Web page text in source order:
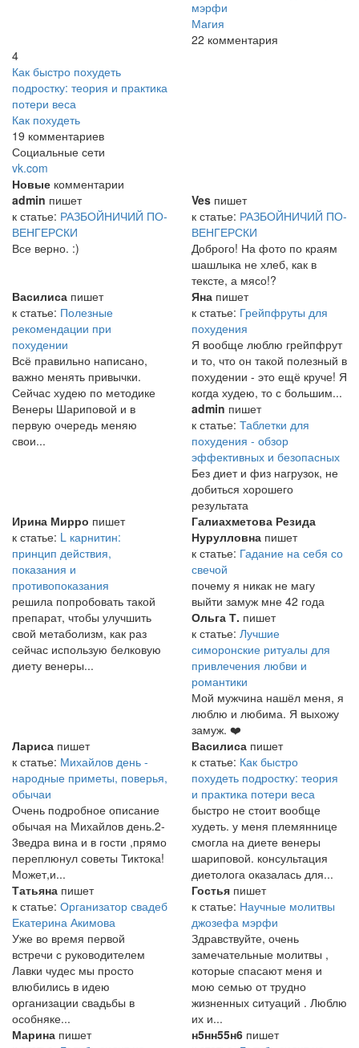
мэрфи
Магия
22 комментария
4
Как быстро похудеть
подростку: теория и практика
потери веса
Как похудеть
19 комментариев
Социальные сети
vk.com
Новые комментарии
admin пишет
к статье: РАЗБОЙНИЧИЙ ПО-
ВЕНГЕРСКИ
Все верно. :)
Ves пишет
к статье: РАЗБОЙНИЧИЙ ПО-
ВЕНГЕРСКИ
Доброго! На фото по краям
шашлыка не хлеб, как в
тексте, а мясо!?
Василиса пишет
к статье: Полезные
рекомендации при
похудении
Всё правильно написано,
важно менять привычки.
Сейчас худею по методике
Венеры Шариповой и в
первую очередь меняю
свои...
Яна пишет
к статье: Грейпфруты для
похудения
Я вообще люблю грейпфрут
и то, что он такой полезный в
похудении - это ещё круче! Я
когда худею, то с большим...
admin пишет
к статье: Таблетки для
похудения - обзор
эффективных и безопасных
Без диет и физ нагрузок, не
добиться хорошего
результата
Ирина Мирро пишет
к статье: L карнитин:
принцип действия,
показания и
противопоказания
решила попробовать такой
препарат, чтобы улучшить
свой метаболизм, как раз
сейчас использую белковую
диету венеры...
Галиахметова Резида
Нурулловна пишет
к статье: Гадание на себя со
свечой
почему я никак не магу
выйти замуж мне 42 года
Ольга Т. пишет
к статье: Лучшие
симоронские ритуалы для
привлечения любви и
романтики
Мой мужчина нашёл меня, я
люблю и любима. Я выхожу
замуж. ❤️
Лариса пишет
к статье: Михайлов день -
народные приметы, поверья,
обычаи
Очень подробное описание
обычая на Михайлов день.2-
3ведра вина и в гости ,прямо
переплюнул советы Тиктока!
Может,и...
Василиса пишет
к статье: Как быстро
похудеть подростку: теория
и практика потери веса
быстро не стоит вообще
худеть. у меня племяннице
смогла на диете венеры
шариповой. консультация
диетолога оказалась для...
Татьяна пишет
к статье: Организатор свадеб
Екатерина Акимова
Уже во время первой
встречи с руководителем
Лавки чудес мы просто
влюбились в идею
организации свадьбы в
особняке...
Гостья пишет
к статье: Научные молитвы
джозефа мэрфи
Здравствуйте, очень
замечательные молитвы ,
которые спасают меня и
мою семью от трудно
жизненных ситуаций . Люблю
их и...
Марина пишет
н5нн55н6 пишет